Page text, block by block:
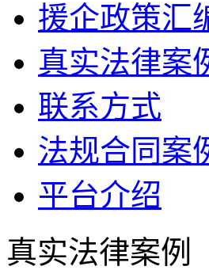
援企政策汇
真实法律案
联系方式
法规合同案
平台介绍
真实法律案例